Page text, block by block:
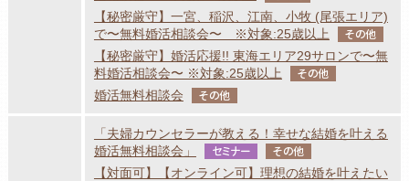
【秘密厳守】一宮、稲沢、江南、小牧 (尾張エリア)
で〜無料婚活相談会〜 ※対象:25歳以上
その他
【秘密厳守】婚活応援!! 東海エリア29サロンで〜無
料婚活相談会〜 ※対象:25歳以上
その他
婚活無料相談会 その他
「夫婦カウンセラーが教える！幸せな結婚を叶える
婚活無料相談会」
セミナー その他
【対面可】【オンライン可】理想の結婚を叶えたい